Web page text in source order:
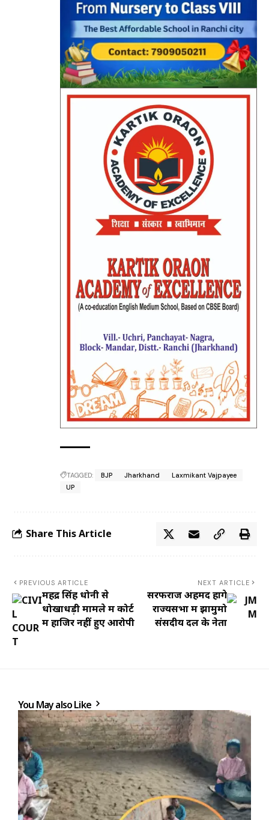
TAGGED: BJP Jharkhand
Laxmikant Vajpayee
UP
Share This Article
PREVIOUS ARTICLE
महेंद्र सिंह धोनी से
धोखाधड़ी मामले में कोर्ट
में हाजिर नहीं हुए आरोपी
NEXT ARTICLE
सरफराज अहमद होंगे
राज्यसभा में झामुमो
संसदीय दल के नेता
You May also Like